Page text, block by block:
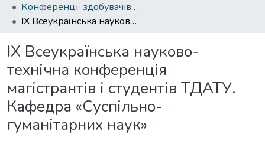
Конференції здобувачів та молодих вчених
ІX Всеукраїнська науково-технічна конференція магістрантів і студентів ТДАТУ. Кафедра «Суспільно-гуманітарних наук»
ІX Всеукраїнська науково-
технічна конференція
магістрантів і студентів ТДАТУ.
Кафедра «Суспільно-
гуманітарних наук»